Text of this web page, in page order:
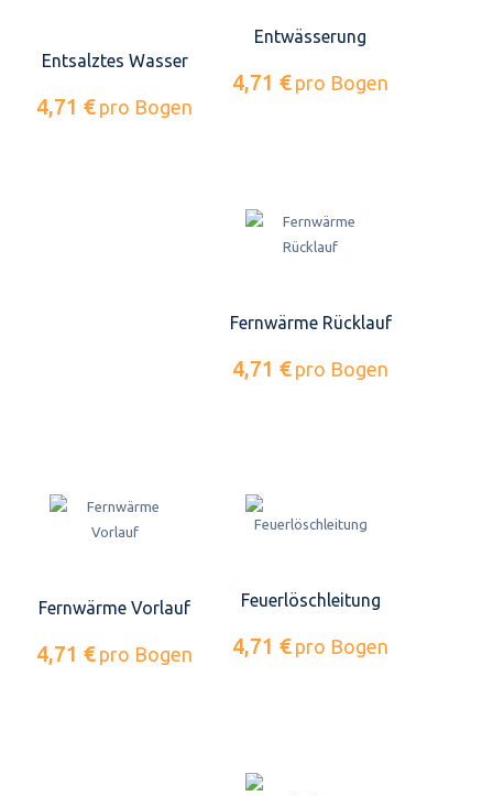
Entsalztes Wasser
4,71 € pro Bogen
Entwässerung
4,71 € pro Bogen
Fernwärme Rücklauf
4,71 € pro Bogen
Fernwärme Vorlauf
4,71 € pro Bogen
Feuerlöschleitung
4,71 € pro Bogen